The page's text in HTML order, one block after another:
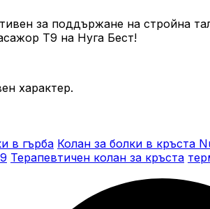
за поддържане на стройна
Т9 на Нуга Бест!
характер.
в гърба Колан за болки в кръста
Терапевтичен колан за кръста